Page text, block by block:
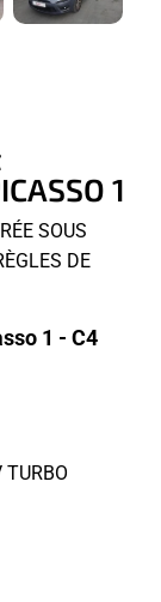
1
SOUS
DE
1 - C4